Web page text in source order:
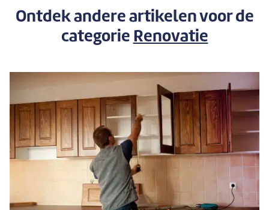
Ontdek andere artikelen voor de
categorie Renovatie